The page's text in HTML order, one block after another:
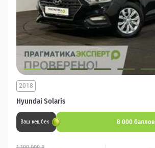
Hyundai Solaris
2018
Ваш кешбек 8 000 баллов